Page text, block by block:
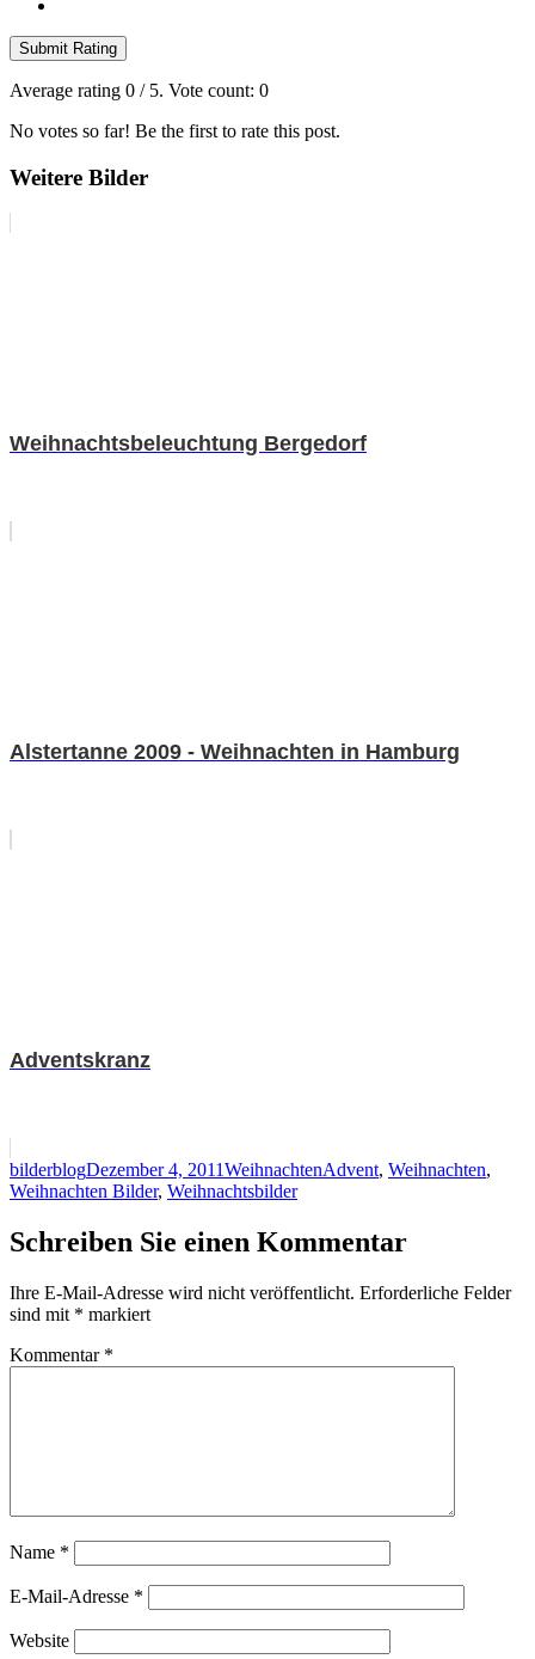
Submit Rating
Average rating 0 / 5. Vote count: 0
No votes so far! Be the first to rate this post.
Weitere Bilder
Weihnachtsbeleuchtung Bergedorf
Alstertanne 2009 - Weihnachten in Hamburg
Adventskranz
Autor
bilderblogVeröffentlicht
am
Dezember 4, 2011Kategorien
WeihnachtenSchlagwörter
Advent, Weihnachten,
Weihnachten Bilder, Weihnachtsbilder
Schreiben Sie einen Kommentar
Ihre E-Mail-Adresse wird nicht veröffentlicht. Erforderliche Felder
sind mit * markiert
Kommentar *
Name *
E-Mail-Adresse *
Website